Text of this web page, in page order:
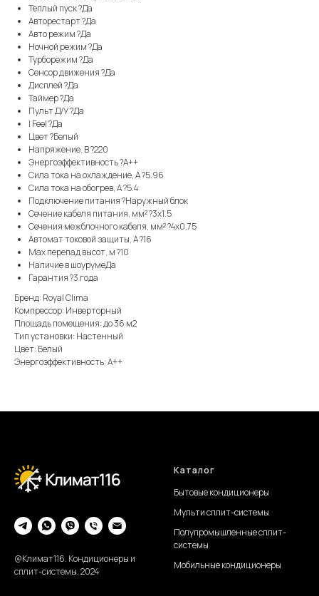
Теплый пуск ?Да
Авторестарт ?Да
Авто режим ?Да
Ночной режим ?Да
Турборежим ?Да
Сенсор движения ?Да
Дисплей ?Да
Таймер ?Да
Пульт Д/У ?Да
I Feel ?Да
Цвет ?Белый
Напряжение, В ?220
Энергоэффективность ?A++
Сила тока на охлаждение, А ?5.96
Сила тока на обогрев, А ?5.4
Подключение питания ?Наружный блок
Сечение кабеля питания, мм² ?3x1.5
Сечения межблочного кабеля, мм² ?4x0.75
Автомат токовой защиты, А ?16
Max перепад высот, м ?10
Наличие в шоурумеДа
Гарантия ?3 года
Бренд: Royal Clima
Компрессор: Инверторный
Площадь помещения: до 36 м2
Тип установки: Настенный
Цвет: Белый
Энергоэффективность: А++
@Климат116. Кондиционеры и
сплит-системы. 2024
Каталог
Бытовые кондиционеры
Мульти сплит-системы
Полупромышленные сплит-
системы
Мобильные кондиционеры